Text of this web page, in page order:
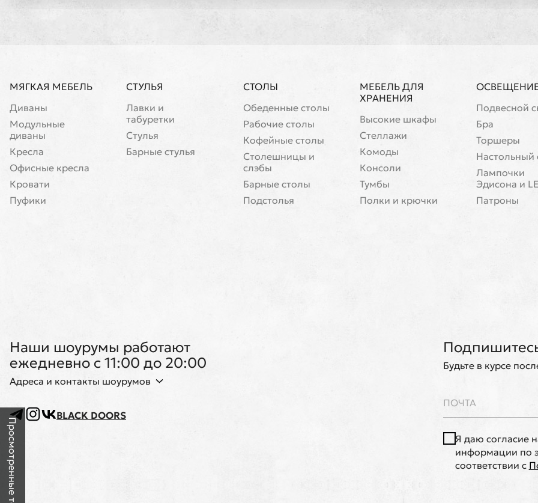
МЯГКАЯ МЕБЕЛЬ
Диваны
Модульные
диваны
Кресла
Офисные кресла
Кровати
Пуфики
СТУЛЬЯ
Лавки и
табуретки
Стулья
Барные стулья
СТОЛЫ
Обеденные столы
Рабочие столы
Кофейные столы
Cтолешницы и
слэбы
Барные столы
Подстолья
МЕБЕЛЬ ДЛЯ
ХРАНЕНИЯ
Высокие шкафы
Стеллажи
Комоды
Консоли
Тумбы
Полки и крючки
Подвесной
Бра
Торшеры
Настольный
Лампочки
Эдисона и
Патроны
Наши шоурумы работают
ежедневно с 11:00 до 20:00
Адреса и контакты шоурумов
BLACK DOORS
Будьте в курсе
Я даю согласие
информации по
соответствии с
Просмотренные товары